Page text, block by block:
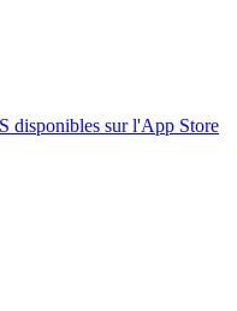
disponibles sur l'App Store